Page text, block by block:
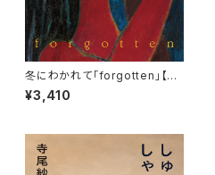
冬にわかれて「forgotten」【C
D】
¥3,410